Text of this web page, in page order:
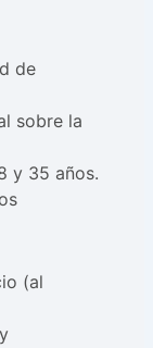
de
sobre la
y 35 años.
(al